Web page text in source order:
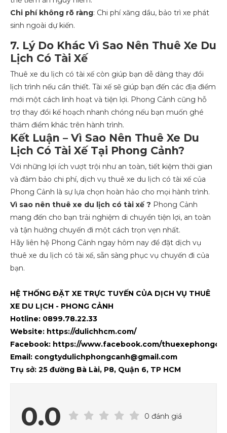
Chi phí không rõ ràng: Chi phí xăng dầu, bảo trì xe phát
sinh ngoài dự kiến.
7. Lý Do Khác Vì Sao Nên Thuê Xe Du
Lịch Có Tài Xế
Thuê xe du lịch có tài xế còn giúp bạn dễ dàng thay đổi
lịch trình nếu cần thiết. Tài xế sẽ giúp bạn đến các địa điểm
mới một cách linh hoạt và tiện lợi. Phong Cảnh cũng hỗ
trợ thay đổi kế hoạch nhanh chóng nếu bạn muốn ghé
thăm điểm khác trên hành trình.
Kết Luận – Vì Sao Nên Thuê Xe Du
Lịch Có Tài Xế Tại Phong Cảnh?
Với những lợi ích vượt trội như an toàn, tiết kiệm thời gian
và đảm bảo chi phí, dịch vụ thuê xe du lịch có tài xế của
Phong Cảnh là sự lựa chọn hoàn hảo cho mọi hành trình.
Vì sao nên thuê xe du lịch có tài xế ? Phong Cảnh
mang đến cho bạn trải nghiệm di chuyển tiện lợi, an toàn
và tận hưởng chuyến đi một cách trọn vẹn nhất.
Hãy liên hệ Phong Cảnh ngay hôm nay để đặt dịch vụ
thuê xe du lịch có tài xế, sẵn sàng phục vụ chuyến đi của
bạn.
HỆ THỐNG ĐẶT XE TRỰC TUYẾN CỦA DỊCH VỤ THUÊ
XE DU LỊCH - PHONG CẢNH
Hotline: 0899.78.22.33
Website: https://dulichhcm.com/
Facebook: https://www.facebook.com/
Email: congtydulichphongcanh@gmail.com
Trụ sở: 25 đường Bà Lài, P8, Quận 6, TP HCM
0.0 0 đánh giá